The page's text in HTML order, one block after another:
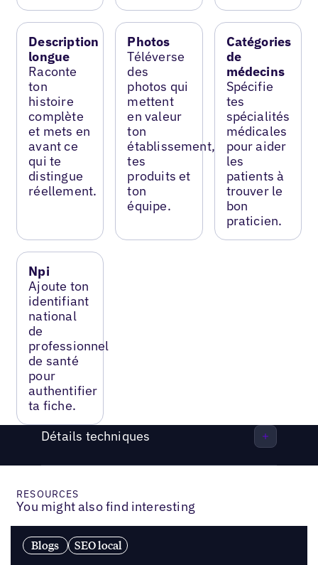
Description
longue
Raconte
ton
histoire
complète
et mets en
avant ce
qui te
distingue
réellement.
Photos
Téléverse
des
photos qui
mettent
en valeur
ton
établissement,
tes
produits et
ton
équipe.
Catégories
de
médecins
Spécifie
tes
spécialités
médicales
pour aider
les
patients à
trouver le
bon
praticien.
Npi
Ajoute ton
identifiant
national
de
professionnel
de santé
pour
authentifier
ta fiche.
Détails techniques
RESOURCES
You might also find interesting
Blogs SEO local